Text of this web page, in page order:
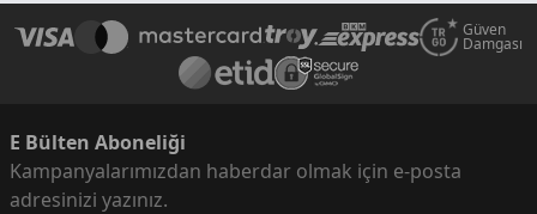
Güven
Damgası
E Bülten Aboneliği
Kampanyalarımızdan haberdar olmak için e-posta
adresinizi yazınız.